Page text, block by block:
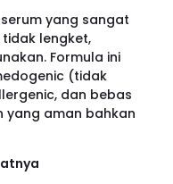
yang sangat
lengket,
Formula ini
(tidak
dan bebas
yang aman bahkan